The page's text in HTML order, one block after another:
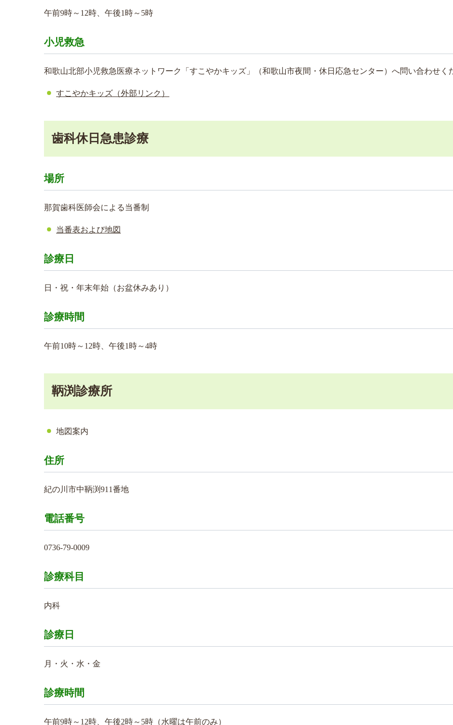
午前9時～12時、午後1時～5時
小児救急
和歌山北部小児救急医療ネットワーク「すこやかキッズ」（和歌山市夜間・休日応急センター）へ問い合わせく
すこやかキッズ（外部リンク）
歯科休日急患診療
場所
那賀歯科医師会による当番制
当番表および地図
診療日
日・祝・年末年始（お盆休みあり）
診療時間
午前10時～12時、午後1時～4時
鞆渕診療所
地図案内
住所
紀の川市中鞆渕911番地
電話番号
0736-79-0009
診療科目
内科
診療日
月・火・水・金
診療時間
午前9時～12時、午後2時～5時（水曜は午前のみ）